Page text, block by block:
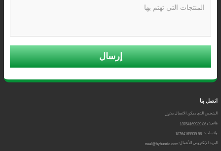
إرسال
اتصل بنا
الشخص الذي يمكن الاتصال به:نيل
هاتف:+86 18764169939
واتساب:+86 18764169939
البريد الإلكتروني للأعمال:neal@hyhumic.com